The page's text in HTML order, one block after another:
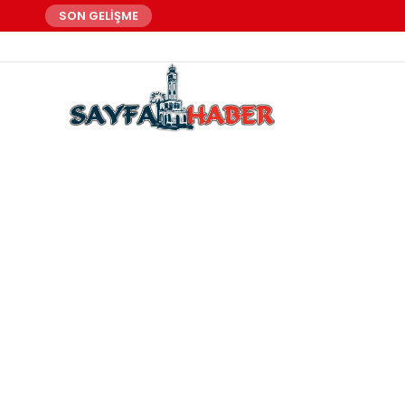
SON GELİŞME